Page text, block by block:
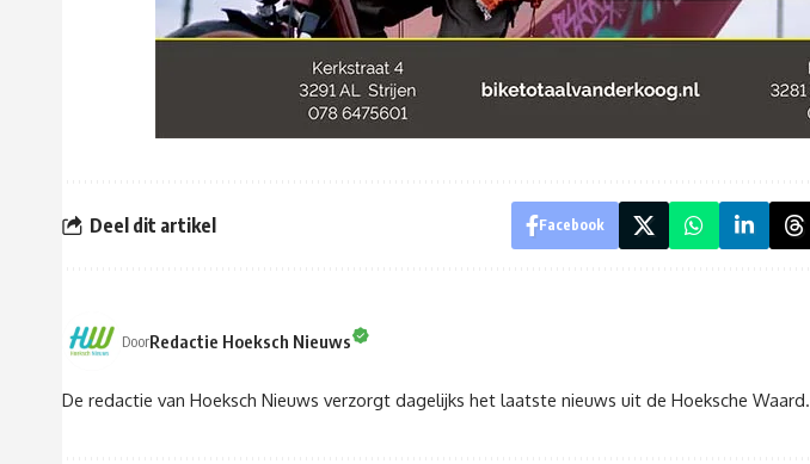
Deel dit artikel Facebook
DoorRedactie Hoeksch Nieuws
De redactie van Hoeksch Nieuws verzorgt dagelijks het laatste nieuws uit de Hoeksche Waard.